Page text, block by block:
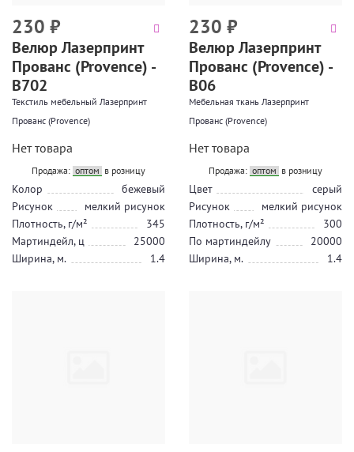
230 ₽
Велюр Лазерпринт
Прованс (Provence) -
В702
Текстиль мебельный Лазерпринт
Прованс (Provence)
Нет товара
Продажа: оптом в розницу
Колор
бежевый
Рисунок
мелкий рисунок
Плотность, г/м²
345
Мартиндейл, ц
25000
Ширина, м.
1.4
230 ₽
Велюр Лазерпринт
Прованс (Provence) -
В06
Мебельная ткань Лазерпринт
Прованс (Provence)
Нет товара
Продажа: оптом в розницу
Цвет
серый
Рисунок
мелкий рисунок
Плотность, г/м²
300
По мартиндейлу
20000
Ширина, м.
1.4